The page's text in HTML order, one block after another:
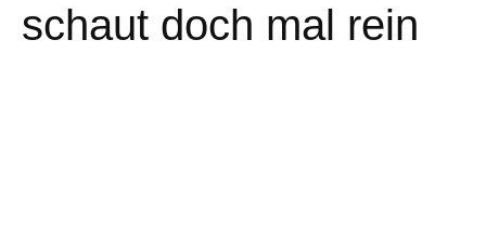
schaut doch mal rein